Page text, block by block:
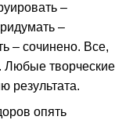
–
–
– сочинено. Все,
Любые творческие
результата.
опять